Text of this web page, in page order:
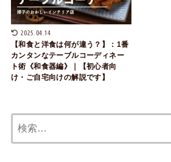
2025.04.14
【和食と洋食は何が違う？】：1番
カンタンなテーブルコーディネー
ト術《和食器編》｜【初心者向
け・ご自宅向けの解説です】
索: